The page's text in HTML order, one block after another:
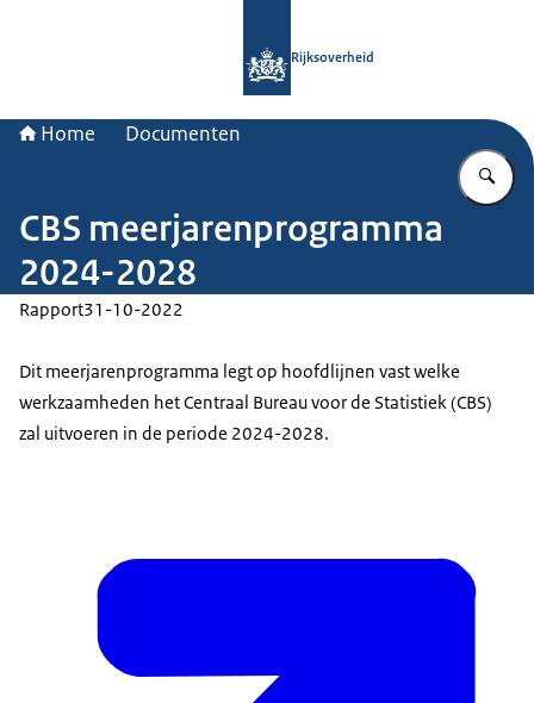
Rijksoverheid
Home Documenten
CBS meerjarenprogramma
2024-2028
Rapport31-10-2022
Dit meerjarenprogramma legt op hoofdlijnen vast welke
werkzaamheden het Centraal Bureau voor de Statistiek (CBS)
zal uitvoeren in de periode 2024-2028.